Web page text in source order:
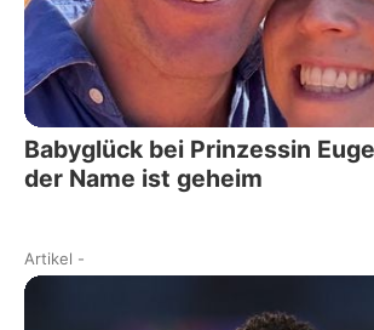
Babyglück bei Prinzessin
der Name ist geheim
Artikel -